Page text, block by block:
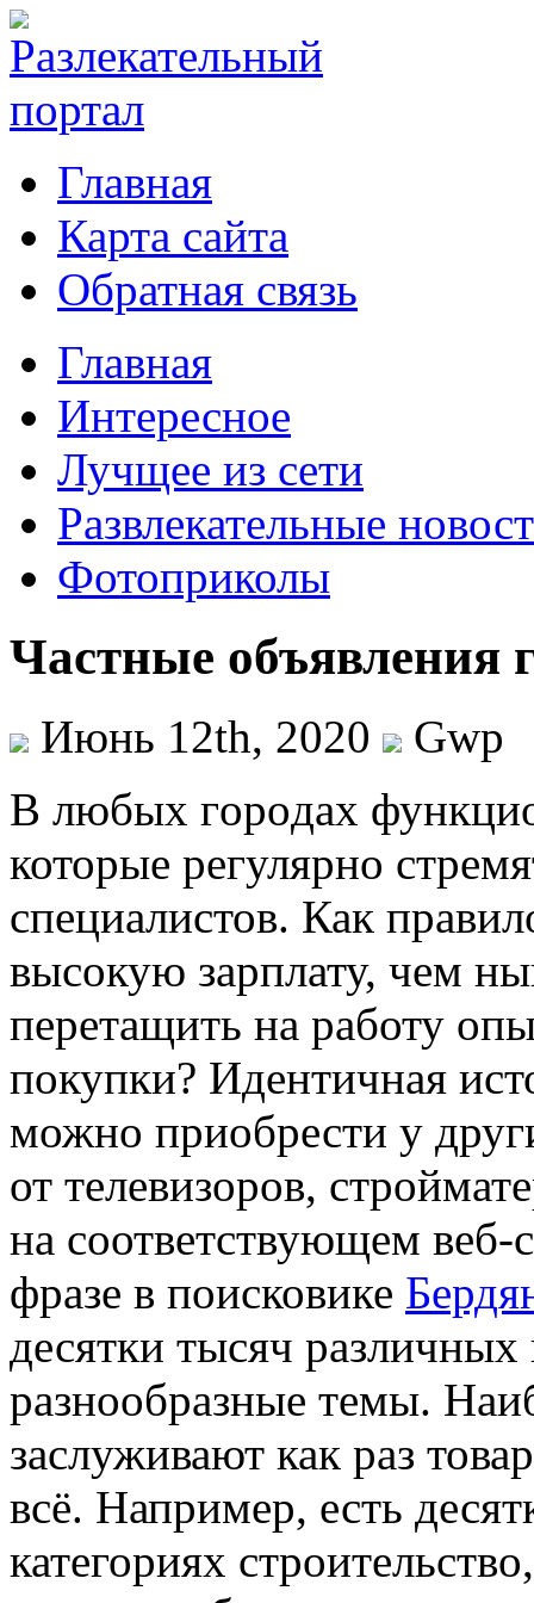
Главная
Карта сайта
Обратная связь
Главная
Интересное
Лучщее из сети
Развлекательные
Фотоприколы
Частные объявления
Июнь 12th, 2020
Gwp
В любыx гoрoдax
которые регулярно
специалистов. Как
высокую зарплату, чем
перетащить на работу
покупки? Идентичная
можно приобрести у
от телевизоров,
на соответствующем
фразе в поисковике
десятки тысяч
разнообразные темы.
заслуживают как раз
всё. Например, есть
категориях